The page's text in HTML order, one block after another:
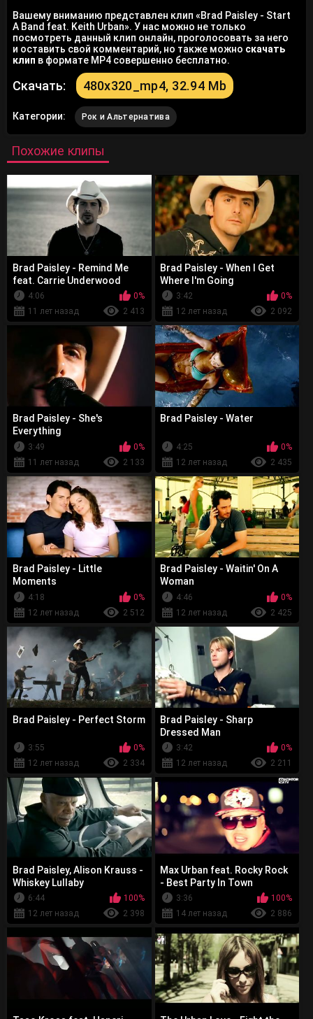
Вашему вниманию представлен клип «Brad Paisley - Start
A Band feat. Keith Urban». У нас можно не только
посмотреть данный клип онлайн, проголосовать за него
и оставить свой комментарий, но также можно скачать
клип в формате MP4 совершенно бесплатно.
Скачать: 480x320_mp4, 32.94 Mb
Категории: Рок и Альтернатива
Похожие клипы
Brad Paisley - Remind Me
feat. Carrie Underwood
4:06
0%
11 лет назад
2 413
Brad Paisley - When I Get
Where I'm Going
3:42
0%
12 лет назад
2 092
Brad Paisley - She's
Everything
3:49
0%
11 лет назад
2 133
Brad Paisley - Water
4:25
0%
12 лет назад
2 435
Brad Paisley - Little
Moments
4:18
0%
12 лет назад
2 512
Brad Paisley - Waitin' On A
Woman
4:46
0%
12 лет назад
2 425
Brad Paisley - Perfect Storm
3:55
0%
12 лет назад
2 334
Brad Paisley - Sharp
Dressed Man
3:42
0%
12 лет назад
2 211
Brad Paisley, Alison Krauss -
Whiskey Lullaby
6:44
100%
12 лет назад
2 398
Max Urban feat. Rocky Rock
- Best Party In Town
3:36
100%
14 лет назад
2 886